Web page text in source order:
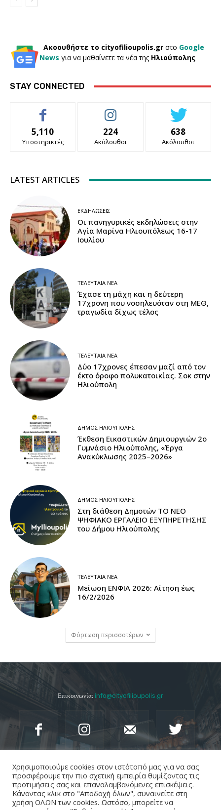
Ακοουθήστε το cityofilioupolis.gr στο Google
News για να μαθαίνετε τα νέα της Ηλιούπολης
STAY CONNECTED
5,110
Υποστηρικτές
224
Ακόλουθοι
638
Ακόλουθοι
LATEST ARTICLES
ΕΚΔΗΛΏΣΕΙΣ
Οι πανηγυρικές εκδηλώσεις στην
Αγία Μαρίνα Ηλιουπόλεως 16-17
Ιουλίου
ΤΕΛΕΥΤΑΊΑ ΝΈΑ
Έχασε τη μάχη και η δεύτερη
17χρονη που νοσηλευόταν στη ΜΕΘ,
τραγωδία δίχως τέλος
ΤΕΛΕΥΤΑΊΑ ΝΈΑ
Δύο 17χρονες έπεσαν μαζί από τον
έκτο όροφο πολυκατοικίας. Σοκ στην
Ηλιούπολη
ΔΉΜΟΣ ΗΛΙΟΎΠΟΛΗΣ
Έκθεση Εικαστικών Δημιουργιών 2ο
Γυμνάσιο Ηλιούπολης, «Έργα
Ανακύκλωσης 2025–2026»
ΔΉΜΟΣ ΗΛΙΟΎΠΟΛΗΣ
Στη διάθεση Δημοτών ΤΟ ΝΕΟ
ΨΗΦΙΑΚΟ ΕΡΓΑΛΕΙΟ ΕΞΥΠΗΡΕΤΗΣΗΣ
του Δήμου Ηλιούπολης
ΤΕΛΕΥΤΑΊΑ ΝΈΑ
Μείωση ΕΝΦΙΑ 2026: Αίτηση έως
16/2/2026
Φόρτωση περισσοτέρων
Επικοινωνία: info@cityofilioupolis.gr
Χρησιμοποιούμε cookies στον ιστότοπό μας για να σας
προσφέρουμε την πιο σχετική εμπειρία θυμίζοντας τις
προτιμήσεις σας και επαναλαμβανόμενες επισκέψεις.
Κάνοντας κλικ στο "Αποδοχή όλων", συναινείτε στη
χρήση ΟΛΩΝ των cookies. Ωστόσο, μπορείτε να